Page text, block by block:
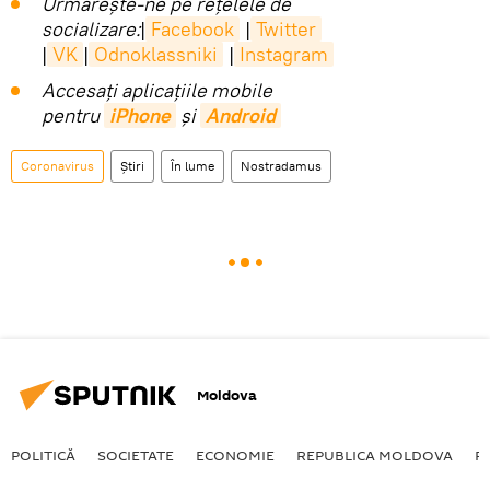
socializare:| Facebook | Twitter
| VK | Odnoklassniki | Instagram
Accesaţi aplicaţiile mobile
pentru iPhone și Android
Coronavirus Știri În lume Nostradamus
Moldova
POLITICĂ SOCIETATE ECONOMIE REPUBLICA MOLDOVA